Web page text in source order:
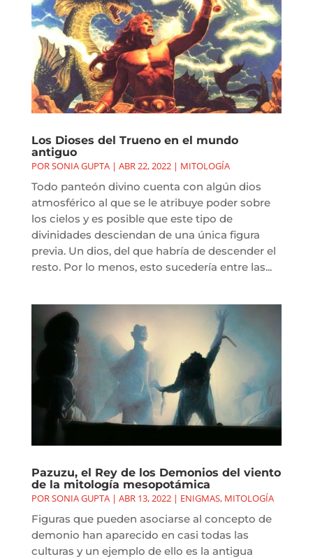
Los Dioses del Trueno en el mundo
antiguo
PORSONIA GUPTA| ABR 22, 2022| MITOLOGÍA
Todo panteón divino cuenta con algún dios
atmosférico al que se le atribuye poder sobre
los cielos y es posible que este tipo de
divinidades desciendan de una única figura
previa. Un dios, del que habría de descender el
resto. Por lo menos, esto sucedería entre las...
Pazuzu, el Rey de los Demonios del viento
de la mitología mesopotámica
PORSONIA GUPTA| ABR 13, 2022| ENIGMAS, MITOLOGÍA
Figuras que pueden asociarse al concepto de
demonio han aparecido en casi todas las
culturas y un ejemplo de ello es la antigua